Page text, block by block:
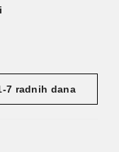
7 radnih dana